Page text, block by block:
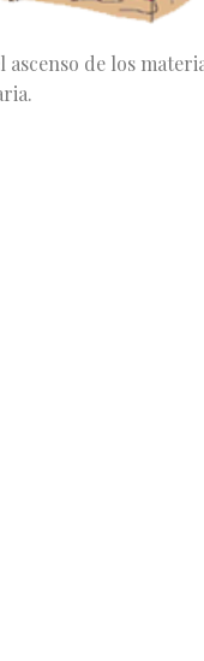
ascenso de los